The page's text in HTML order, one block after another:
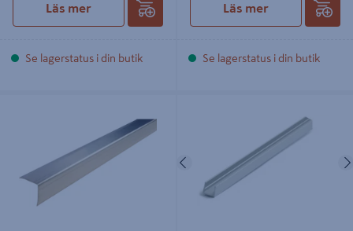
Läs mer
Se lagerstatus i din butik
Läs mer
Se lagerstatus i din butik
ROSTFRI, 30X30MM 300CM
Föregående